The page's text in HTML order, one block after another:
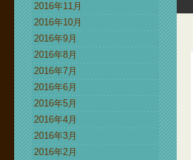
2016年11月
2016年10月
2016年9月
2016年8月
2016年7月
2016年6月
2016年5月
2016年4月
2016年3月
2016年2月